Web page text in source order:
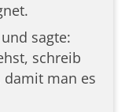
sagte:
schreib
damit man es